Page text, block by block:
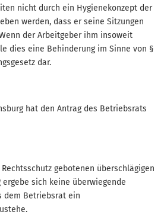
nicht durch ein Hygienekonzept der
werden, dass er seine Sitzungen
der Arbeitgeber ihm insoweit
dies eine Behinderung im Sinne von §
dar.
hat den Antrag des Betriebsrats
gebotenen überschlägigen
sich keine überwiegende
dem Betriebsrat ein